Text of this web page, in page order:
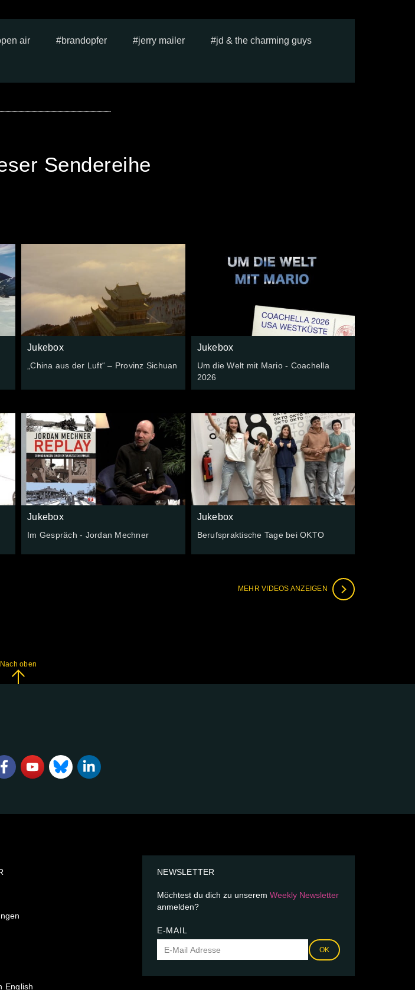
air brandopfer jerry mailer
jd & the charming guys
Sendereihe
Jukebox
„China aus der Luft“ – Provinz Sichuan
Jukebox
Um die Welt mit Mario - Coachella
2026
Jukebox
Im Gespräch - Jordan Mechner
Jukebox
Berufspraktische Tage bei OKTO
MEHR VIDEOS ANZEIGEN
Nach oben
English
NEWSLETTER
Möchtest du dich zu unserem Weekly Newsletter
anmelden?
E-MAIL
OK